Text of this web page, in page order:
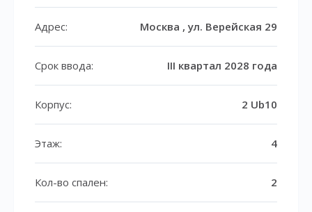
Адрес: Москва , ул. Верейская 29
Срок ввода: III квартал 2028 года
Корпус: 2 Ub10
Этаж: 4
Кол-во спален: 2